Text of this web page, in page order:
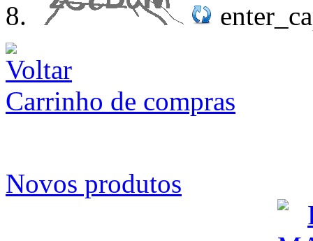
Carrinho de compras
Novos produtos